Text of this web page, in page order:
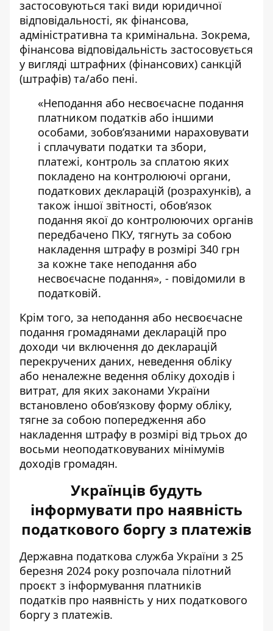
застосовуються такі види юридичної
відповідальності, як фінансова,
адміністративна та кримінальна. Зокрема,
фінансова відповідальність застосовується
у вигляді штрафних (фінансових) санкцій
(штрафів) та/або пені.
«Неподання або несвоєчасне подання
платником податків або іншими
особами, зобов’язаними нараховувати
і сплачувати податки та збори,
платежі, контроль за сплатою яких
покладено на контролюючі органи,
податкових декларацій (розрахунків), а
також іншої звітності, обов’язок
подання якої до контролюючих органів
передбачено ПКУ, тягнуть за собою
накладення штрафу в розмірі 340 грн
за кожне таке неподання або
несвоєчасне подання», - повідомили в
податковій.
Крім того, за неподання або несвоєчасне
подання громадянами декларацій про
доходи чи включення до декларацій
перекручених даних, неведення обліку
або неналежне ведення обліку доходів і
витрат, для яких законами України
встановлено обов’язкову форму обліку,
тягне за собою попередження або
накладення штрафу в розмірі від трьох до
восьми неоподатковуваних мінімумів
доходів громадян.
Українців будуть
інформувати про наявність
податкового боргу з платежів
Державна податкова служба України з 25
березня 2024 року розпочала пілотний
проєкт з інформування платників
податків про наявність у них податкового
боргу з платежів.